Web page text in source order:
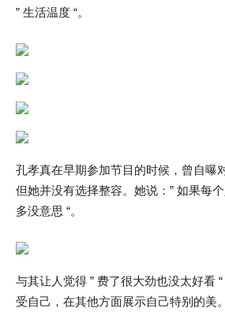
” 生活温度 “。
孔孝真在早期参加节目的时候，曾自曝
但她并没有选择整容。她说：” 如果每
多没意思 “。
与其让人觉得 ” 费了很大劲也没太好看
受自己，在其他方面展示自己特别的美。